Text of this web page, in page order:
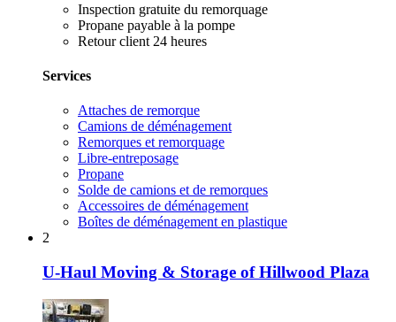
Inspection gratuite du remorquage
Propane payable à la pompe
Retour client 24 heures
Services
Attaches de remorque
Camions de déménagement
Remorques et remorquage
Libre-entreposage
Propane
Solde de camions et de remorques
Accessoires de déménagement
Boîtes de déménagement en plastique
2
U-Haul Moving & Storage of Hillwood Plaza